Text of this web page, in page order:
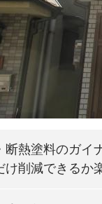
熱塗料のガイ
け削減できるか